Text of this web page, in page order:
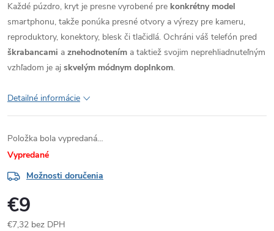
Každé púzdro, kryt je presne vyrobené pre konkrétny model
smartphonu, takže ponúka presné otvory a výrezy pre kameru,
reproduktory, konektory, blesk či tlačidlá. Ochráni váš telefón pred
škrabancami a znehodnotením a taktiež svojim neprehliadnuteľným
vzhľadom je aj skvelým módnym doplnkom.
Detailné informácie
Položka bola vypredaná…
Vypredané
Možnosti doručenia
€9
€7,32 bez DPH